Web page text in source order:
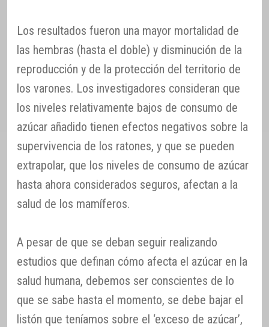
Los resultados fueron una mayor mortalidad de
las hembras (hasta el doble) y disminución de la
reproducción y de la protección del territorio de
los varones. Los investigadores consideran que
los niveles relativamente bajos de consumo de
azúcar añadido tienen efectos negativos sobre la
supervivencia de los ratones, y que se pueden
extrapolar, que los niveles de consumo de azúcar
hasta ahora considerados seguros, afectan a la
salud de los mamíferos.
A pesar de que se deban seguir realizando
estudios que definan cómo afecta el azúcar en la
salud humana, debemos ser conscientes de lo
que se sabe hasta el momento, se debe bajar el
listón que teníamos sobre el ‘exceso de azúcar’,